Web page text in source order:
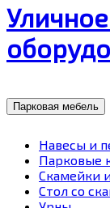
Парковая мебель
Навесы и
Парковые
Скамейки
Стол со